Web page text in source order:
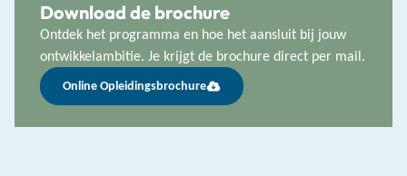
Download de brochure
Ontdek het programma en hoe het aansluit bij jouw
ontwikkelambitie. Je krijgt de brochure direct per mail.
Online Opleidingsbrochure